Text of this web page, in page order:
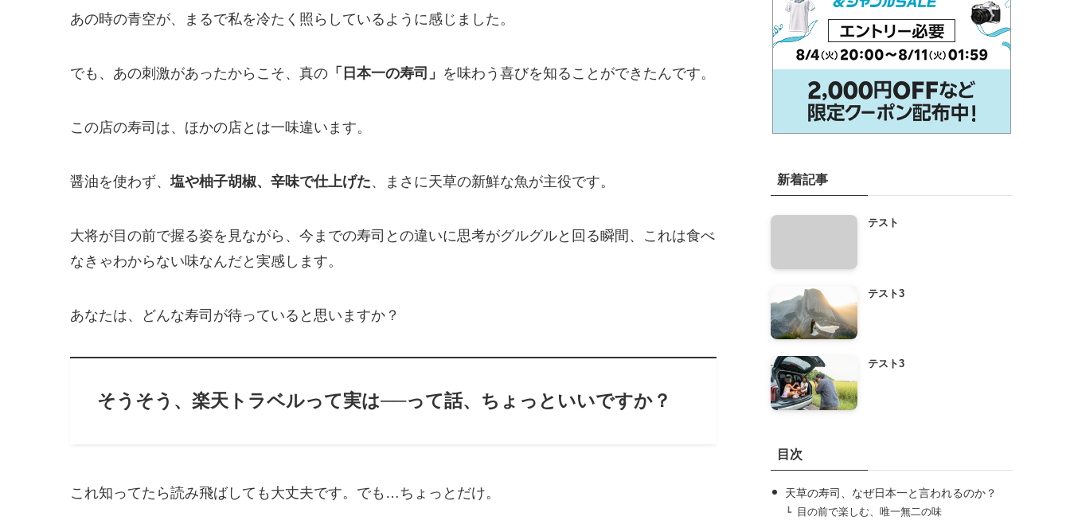
あの時の青空が、まるで私を冷たく照らしているように感じました。
でも、あの刺激があったからこそ、真の 「日本一の寿司」 を味わう喜びを知ることができたんです。
この店の寿司は、ほかの店とは一味違います。
醤油を使わず、塩や柚子胡椒、辛味で仕上げた、まさに天草の新鮮な魚が主役です。
大将が目の前で握る姿を見ながら、今までの寿司との違いに思考がグルグルと回る瞬間、これは食べ
なきゃわからない味なんだと実感します。
あなたは、どんな寿司が待っていると思いますか？
そうそう、楽天トラベルって実は──って話、ちょっといいですか？
これ知ってたら読み飛ばしても大丈夫です。でも…ちょっとだけ。
新着記事
テスト
テスト3
テスト3
目次
天草の寿司、なぜ日本一と言われるのか？
目の前で楽しむ、唯一無二の味